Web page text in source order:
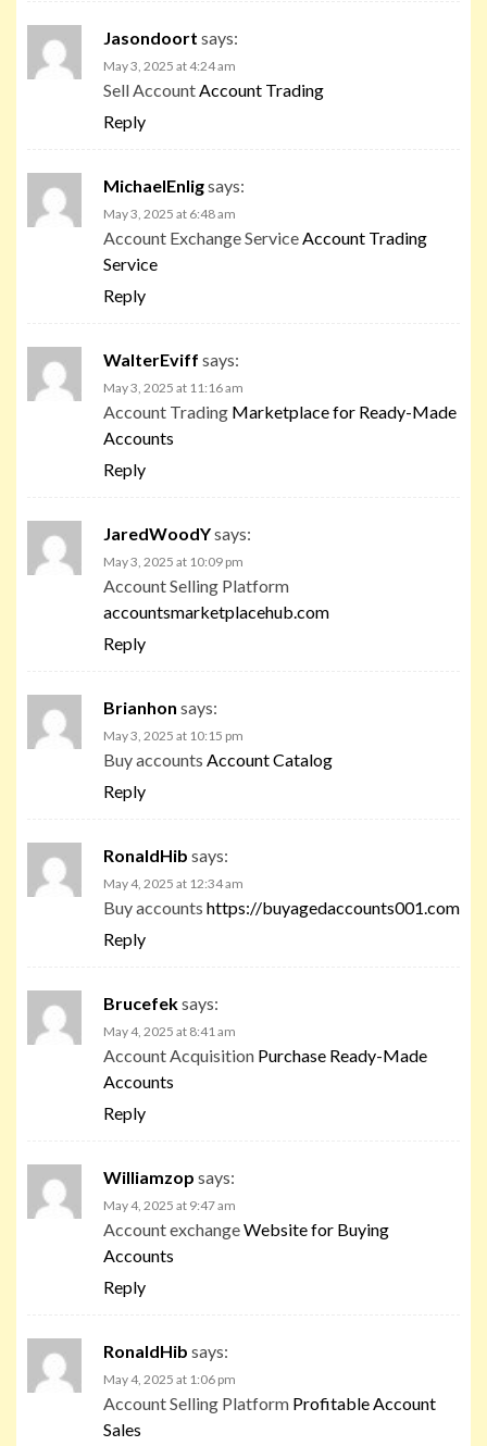
Jasondoort says:
May 3, 2025 at 4:24 am
Sell AccountAccount Trading
Reply
MichaelEnligsays:
May 3, 2025 at 6:48 am
Account Exchange ServiceAccount Trading
Service
Reply
WalterEviff says:
May 3, 2025 at 11:16 am
Account Trading Marketplace for Ready-Made
Accounts
Reply
JaredWoodYsays:
May 3, 2025 at 10:09 pm
Account Selling Platform
accountsmarketplacehub.com
Reply
Brianhon says:
May 3, 2025 at 10:15 pm
Buy accounts Account Catalog
Reply
RonaldHib says:
May 4, 2025 at 12:34 am
Buy accounts https://buyagedaccounts001.com
Reply
Brucefeksays:
May 4, 2025 at 8:41 am
Account Acquisition Purchase Ready-Made
Accounts
Reply
Williamzop says:
May 4, 2025 at 9:47 am
Account exchangeWebsite for Buying
Accounts
Reply
RonaldHib says:
May 4, 2025 at 1:06 pm
Account Selling Platform Profitable Account
Sales